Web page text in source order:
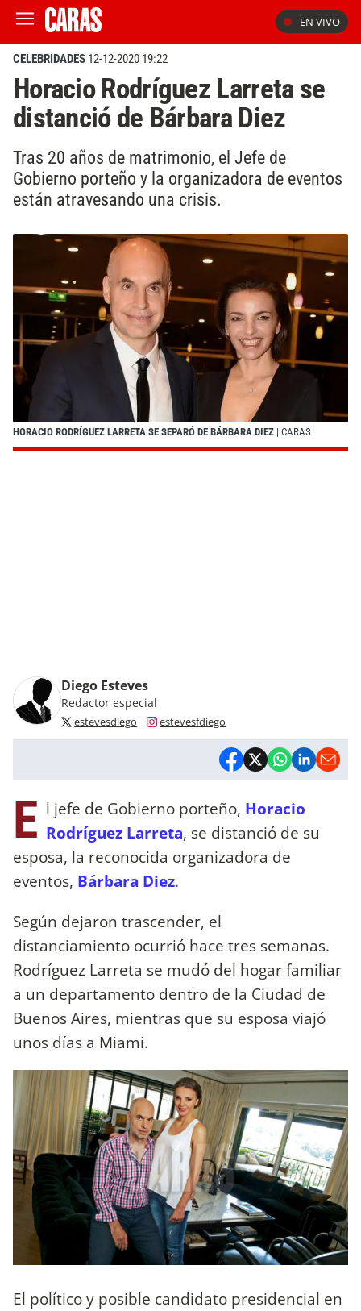
EN VIVO
CELEBRIDADES 12-12-2020 19:22
Horacio Rodríguez Larreta se
distanció de Bárbara Diez
Tras 20 años de matrimonio, el Jefe de
Gobierno porteño y la organizadora de eventos
están atravesando una crisis.
HORACIO RODRÍGUEZ LARRETA SE SEPARÓ DE BÁRBARA DIEZ | CARAS
Diego Esteves
Redactor especial
estevesdiego estevesfdiego
E l jefe de Gobierno porteño, Horacio
Rodríguez Larreta, se distanció de su
esposa, la reconocida organizadora de
eventos, Bárbara Diez.
Según dejaron trascender, el
distanciamiento ocurrió hace tres semanas.
Rodríguez Larreta se mudó del hogar familiar
a un departamento dentro de la Ciudad de
Buenos Aires, mientras que su esposa viajó
unos días a Miami.
El político y posible candidato presidencial en